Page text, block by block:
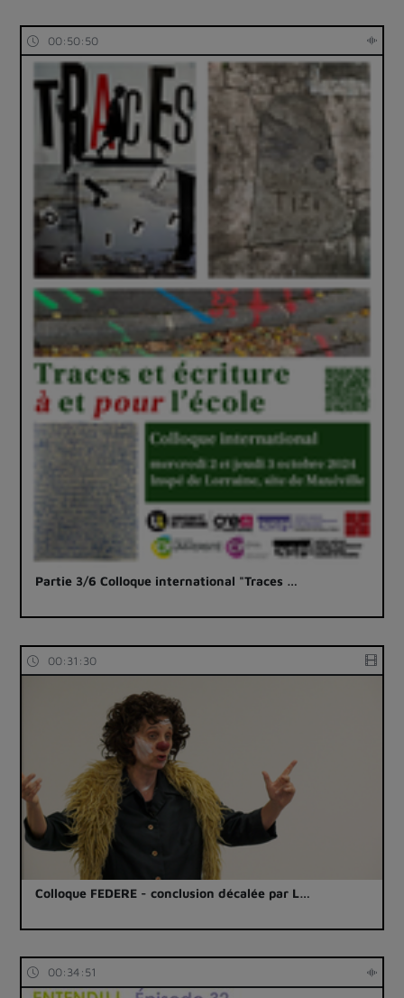
00:50:50
Partie 3/6 Colloque international "Traces …
00:31:30
Colloque FEDERE - conclusion décalée par L…
00:34:51